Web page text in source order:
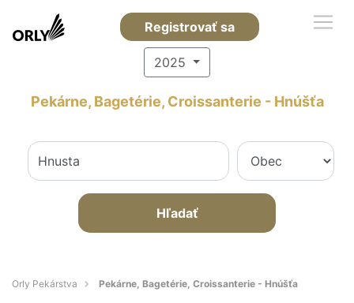
Registrovať sa
2025
Pekárne, Bagetérie, Croissanterie - Hnúšťa
Hľadať
Orly Pekárstva Pekárne, Bagetérie, Croissanterie - Hnúšťa